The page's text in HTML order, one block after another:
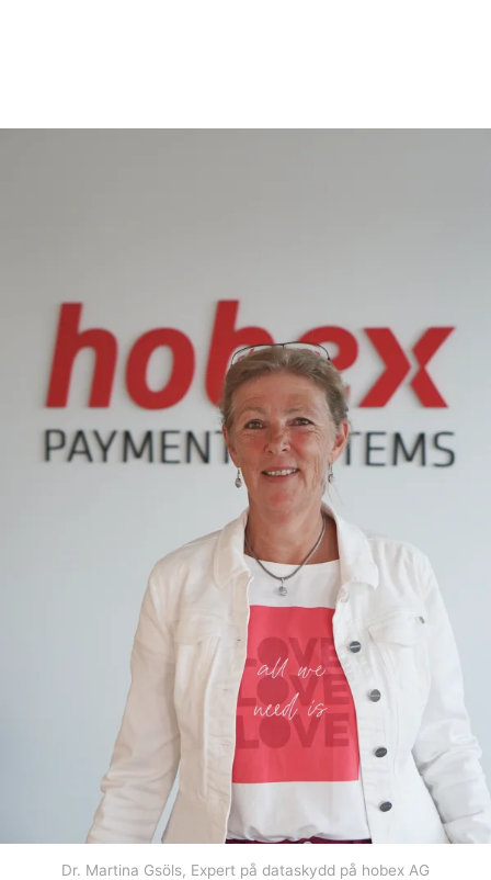
Dr. Martina Gsöls, Expert på dataskydd på hobex AG